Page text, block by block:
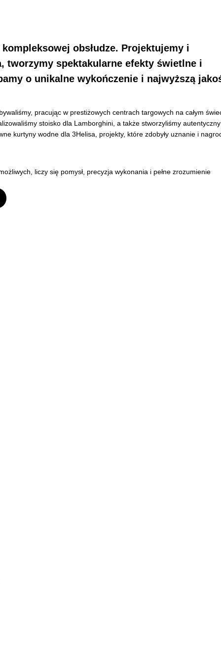
kompleksowej obsłudze. Projektujemy i
tworzymy spektakularne efekty świetlne i
o unikalne wykończenie i najwyższą
pracując w prestiżowych centrach targowych na całym
stoisko dla Lamborghini, a także stworzyliśmy autentyczny
kurtyny wodne dla 3Helisa, projekty, które zdobyły uznanie i
liczy się pomysł, precyzja wykonania i pełne zrozumienie